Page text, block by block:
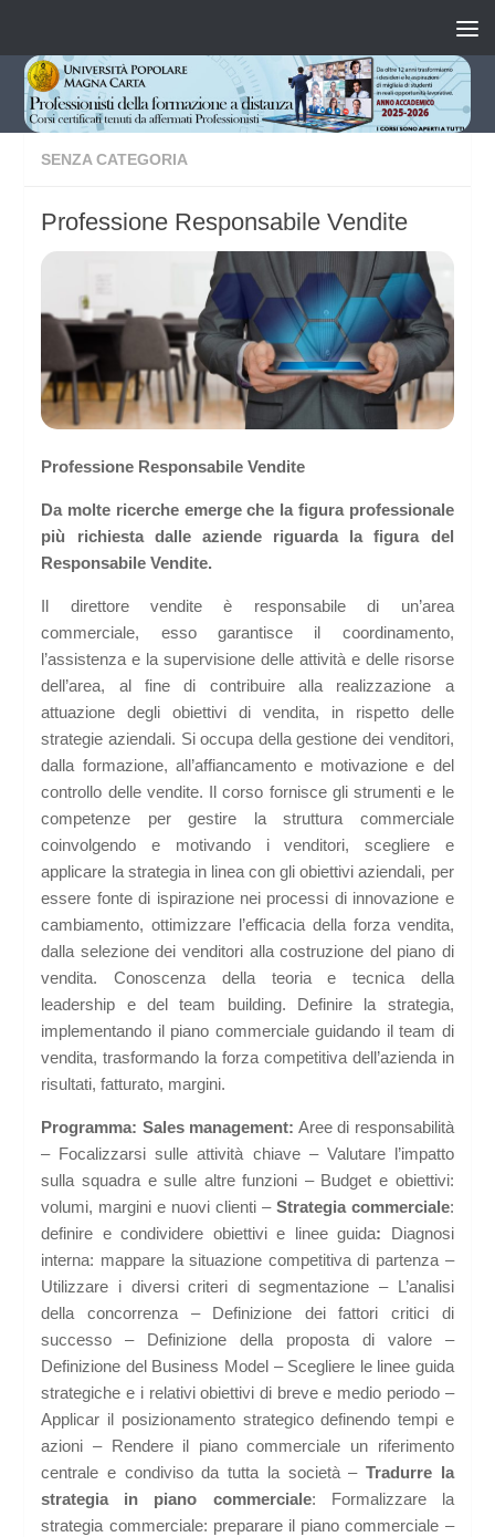
SENZA CATEGORIA
Professione Responsabile Vendite
Professione Responsabile Vendite
Da molte ricerche emerge che la figura professionale
più richiesta dalle aziende riguarda la figura del
Responsabile Vendite.
Il direttore vendite è responsabile di un’area
commerciale, esso garantisce il coordinamento,
l’assistenza e la supervisione delle attività e delle risorse
dell’area, al fine di contribuire alla realizzazione a
attuazione degli obiettivi di vendita, in rispetto delle
strategie aziendali. Si occupa della gestione dei venditori,
dalla formazione, all’affiancamento e motivazione e del
controllo delle vendite. Il corso fornisce gli strumenti e le
competenze per gestire la struttura commerciale
coinvolgendo e motivando i venditori, scegliere e
applicare la strategia in linea con gli obiettivi aziendali, per
essere fonte di ispirazione nei processi di innovazione e
cambiamento, ottimizzare l’efficacia della forza vendita,
dalla selezione dei venditori alla costruzione del piano di
vendita. Conoscenza della teoria e tecnica della
leadership e del team building. Definire la strategia,
implementando il piano commerciale guidando il team di
vendita, trasformando la forza competitiva dell’azienda in
risultati, fatturato, margini.
Programma: Sales management:Aree di responsabilità
– Focalizzarsi sulle attività chiave – Valutare l’impatto
sulla squadra e sulle altre funzioni – Budget e obiettivi:
volumi, margini e nuovi clienti – Strategia commerciale:
definire e condividere obiettivi e linee guida: Diagnosi
interna: mappare la situazione competitiva di partenza –
Utilizzare i diversi criteri di segmentazione – L’analisi
della concorrenza – Definizione dei fattori critici di
successo – Definizione della proposta di valore –
Definizione del Business Model – Scegliere le linee guida
strategiche e i relativi obiettivi di breve e medio periodo –
Applicar il posizionamento strategico definendo tempi e
azioni – Rendere il piano commerciale un riferimento
centrale e condiviso da tutta la società – Tradurre la
strategia in piano commerciale: Formalizzare la
strategia commerciale: preparare il piano commerciale –